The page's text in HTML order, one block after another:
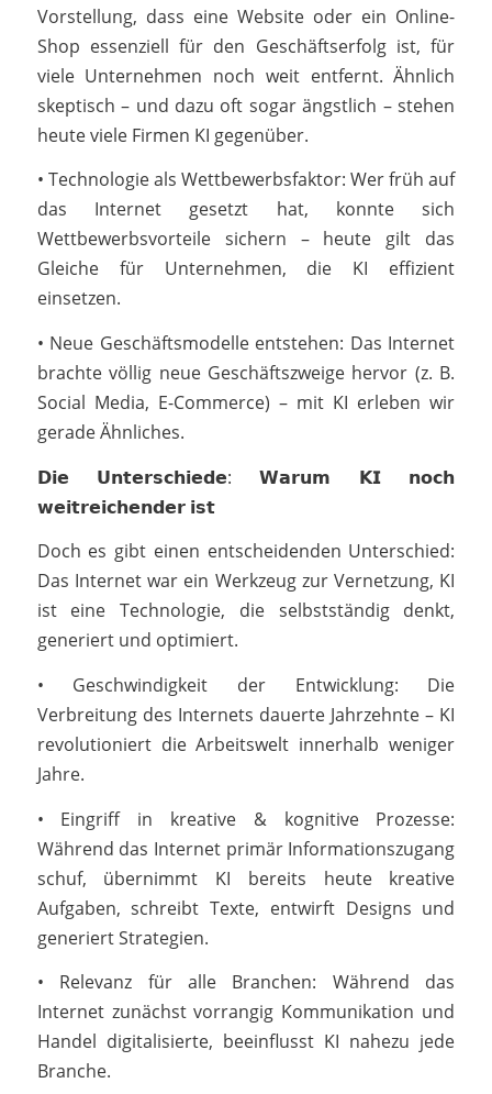
Vorstellung, dass eine Website oder ein Online-
Shop essenziell für den Geschäftserfolg ist, für
viele Unternehmen noch weit entfernt. Ähnlich
skeptisch – und dazu oft sogar ängstlich – stehen
heute viele Firmen KI gegenüber.
• Technologie als Wettbewerbsfaktor: Wer früh auf
das Internet gesetzt hat, konnte sich
Wettbewerbsvorteile sichern – heute gilt das
Gleiche für Unternehmen, die KI effizient
einsetzen.
• Neue Geschäftsmodelle entstehen: Das Internet
brachte völlig neue Geschäftszweige hervor (z. B.
Social Media, E-Commerce) – mit KI erleben wir
gerade Ähnliches.
𝗗𝗶𝗲 𝗨𝗻𝘁𝗲𝗿𝘀𝗰𝗵𝗶𝗲𝗱𝗲: 𝗪𝗮𝗿𝘂𝗺 𝗞𝗜 𝗻𝗼𝗰𝗵
𝘄𝗲𝗶𝘁𝗿𝗲𝗶𝗰𝗵𝗲𝗻𝗱𝗲𝗿 𝗶𝘀𝘁
Doch es gibt einen entscheidenden Unterschied:
Das Internet war ein Werkzeug zur Vernetzung, KI
ist eine Technologie, die selbstständig denkt,
generiert und optimiert.
• Geschwindigkeit der Entwicklung: Die
Verbreitung des Internets dauerte Jahrzehnte – KI
revolutioniert die Arbeitswelt innerhalb weniger
Jahre.
• Eingriff in kreative & kognitive Prozesse:
Während das Internet primär Informationszugang
schuf, übernimmt KI bereits heute kreative
Aufgaben, schreibt Texte, entwirft Designs und
generiert Strategien.
• Relevanz für alle Branchen: Während das
Internet zunächst vorrangig Kommunikation und
Handel digitalisierte, beeinflusst KI nahezu jede
Branche.